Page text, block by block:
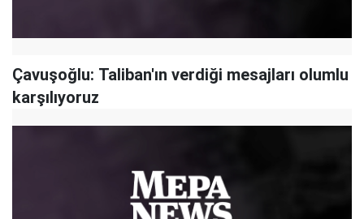
Çavuşoğlu: Taliban'ın verdiği mesajları olumlu
karşılıyoruz